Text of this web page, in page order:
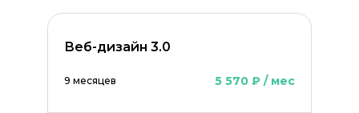
Веб-дизайн 3.0
9 месяцев 5 570 ₽ / мес